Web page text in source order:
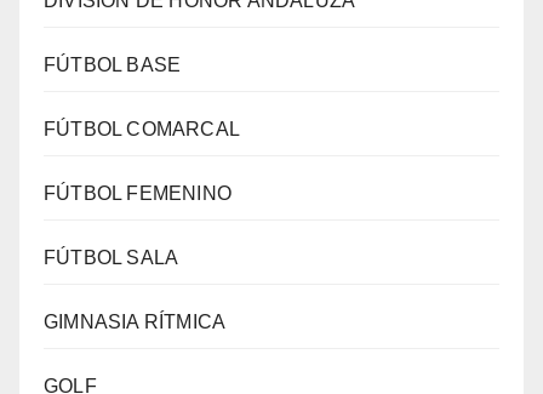
FÚTBOL BASE
FÚTBOL COMARCAL
FÚTBOL FEMENINO
FÚTBOL SALA
GIMNASIA RÍTMICA
GOLF